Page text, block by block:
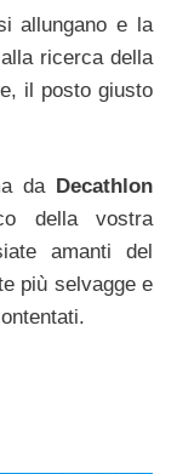
allungano e la
ricerca della
il posto giusto
da Decathlon
della vostra
amanti del
più selvagge e